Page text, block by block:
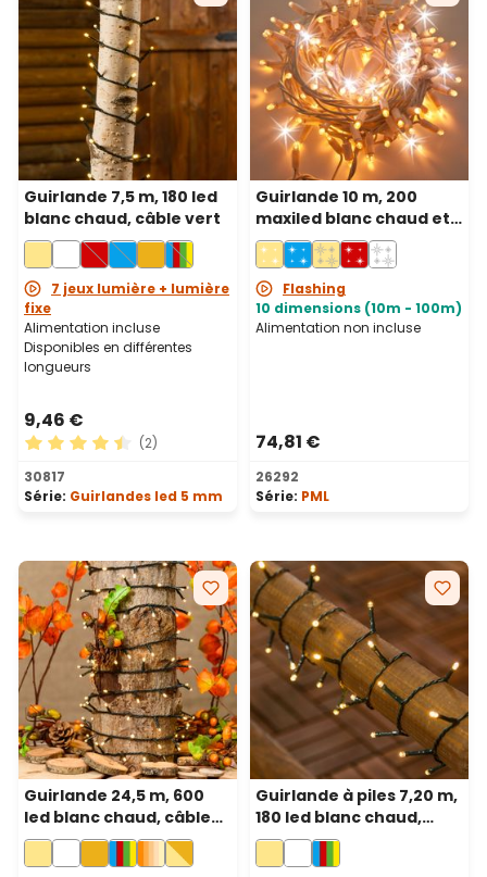
Guirlande 7,5 m, 180 led
blanc chaud, câble vert
7 jeux lumière + lumière
fixe
Alimentation incluse
Disponibles en différentes
longueurs
9,46 €
Note moyenne de 4.5 sur 5 étoiles
(2)
30817
Série: Guirlandes led 5 mm
Guirlande 10 m, 200
maxiled blanc chaud et
blanc froid, câble blanc,
prolongeable, IP67
Flashing
10 dimensions (10m - 100m)
Alimentation non incluse
74,81 €
26292
Série: PML
Guirlande 24,5 m, 600
led blanc chaud, câble
vert
Guirlande à piles 7,20 m,
180 led blanc chaud,
câble vert